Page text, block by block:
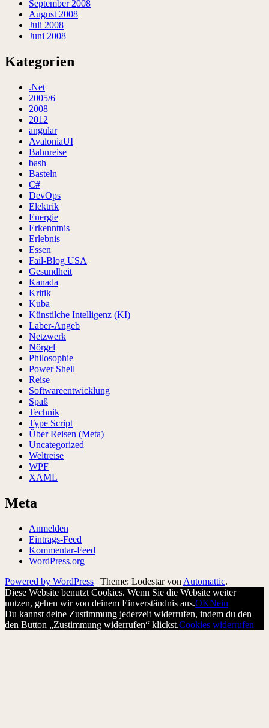
September 2008
August 2008
Juli 2008
Juni 2008
Kategorien
.Net
2005/6
2008
2012
angular
AvaloniaUI
Bahnreise
bash
Basteln
C#
DevOps
Elektrik
Energie
Erkenntnis
Erlebnis
Essen
Fail-Blog USA
Gesundheit
Kanada
Kritik
Kuba
Künstilche Intelligenz (KI)
Laber-Angeb
Netzwerk
Nörgel
Philosophie
Power Shell
Reise
Softwareentwicklung
Spaß
Technik
Type Script
Über Reisen (Meta)
Uncategorized
Weltreise
WPF
XAML
Meta
Anmelden
Eintrags-Feed
Kommentar-Feed
WordPress.org
Powered by WordPress | Theme: Lodestar von Automattic.
Diese Website benutzt Cookies. Wenn Sie die Website weiter
nutzen, gehen wir von deinem Einverständnis aus.OKNein
Du kannst deine Zustimmung jederzeit widerrufen, indem du den
den Button „Zustimmung widerrufen“ klickst.Cookies widerrufen